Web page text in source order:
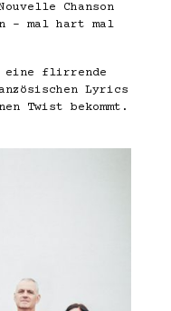
Chanson
- mal hart mal
eine flirrende
Lyrics
Twist bekommt.